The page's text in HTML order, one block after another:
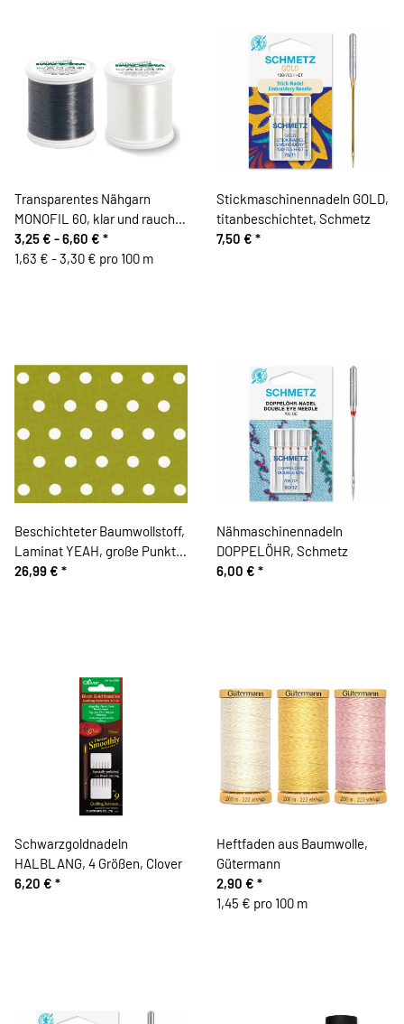
Transparentes Nähgarn
MONOFIL 60, klar und rauch,
Madeira
3,25 € -6,60 € *
1,63 € - 3,30 € pro 100 m
Stickmaschinennadeln GOLD,
titanbeschichtet, Schmetz
7,50 € *
Beschichteter Baumwollstoff,
Laminat YEAH, große Punkte,
limette
26,99 € *
Nähmaschinennadeln
DOPPELÖHR, Schmetz
6,00 € *
Schwarzgoldnadeln
HALBLANG, 4 Größen, Clover
6,20 € *
Heftfaden aus Baumwolle,
Gütermann
2,90 € *
1,45 € pro 100 m